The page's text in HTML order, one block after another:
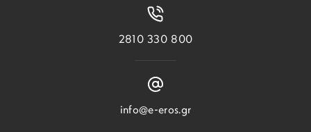
2810 330 800
info@e-eros.gr